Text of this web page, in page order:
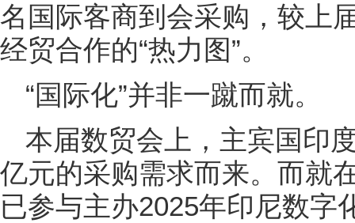
名国际客商到会采购，较上
经贸合作的“热力图”。
“国际化”并非一蹴而就。
本届数贸会上，主宾国印
亿元的采购需求而来。而就
已参与主办2025年印尼数字